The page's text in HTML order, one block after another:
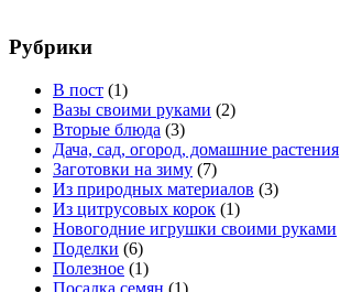
Рубрики
В пост (1)
Вазы своими руками (2)
Вторые блюда (3)
Дача, сад, огород, домашние растения
Заготовки на зиму (7)
Из природных материалов (3)
Из цитрусовых корок (1)
Новогодние игрушки своими руками
Поделки (6)
Полезное (1)
Посадка семян (1)